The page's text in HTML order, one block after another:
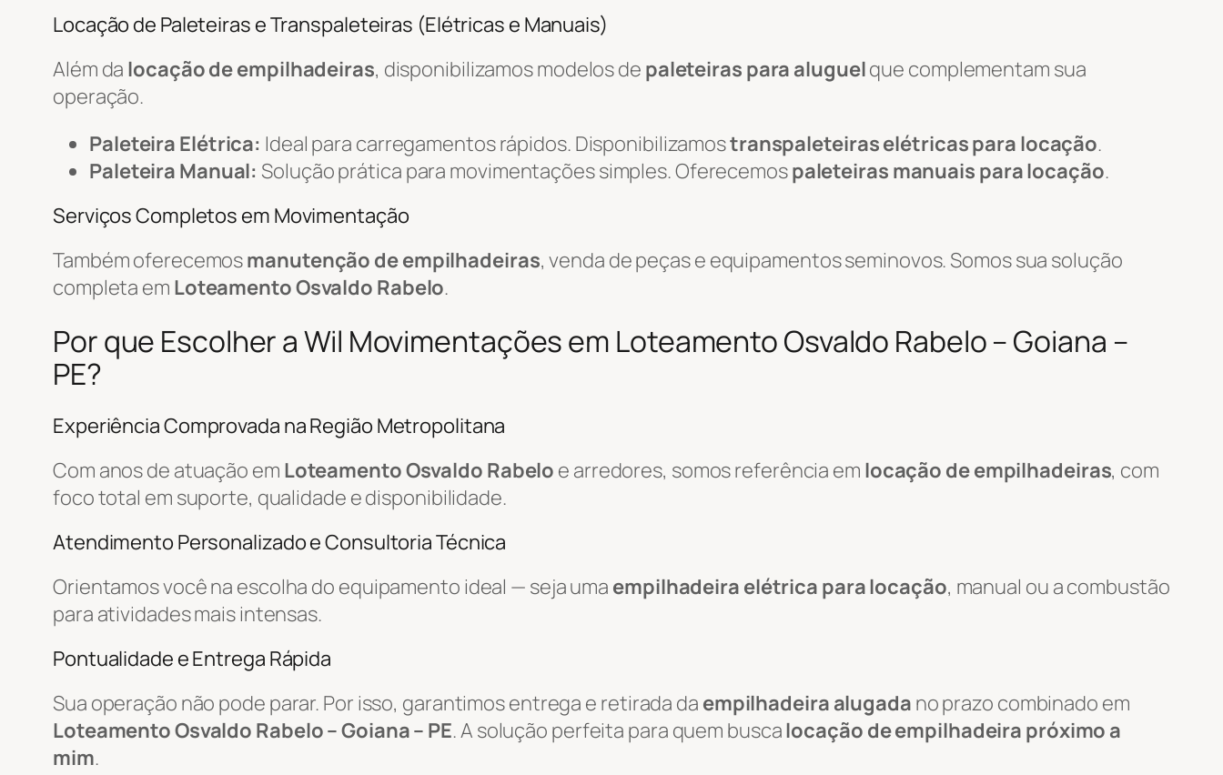
Locação de Paleteiras e Transpaleteiras (Elétricas e Manuais)
Além da locação de empilhadeiras, disponibilizamos modelos de paleteiras para aluguelque complementam sua
operação.
Paleteira Elétrica: Ideal para carregamentos rápidos. Disponibilizamostranspaleteiras elétricas para locação.
Paleteira Manual: Solução prática para movimentações simples. Oferecemospaleteiras manuais para locação.
Serviços Completos em Movimentação
Também oferecemosmanutenção de empilhadeiras, venda de peças e equipamentos seminovos. Somos sua solução
completa em Loteamento Osvaldo Rabelo.
Por que Escolher a Wil Movimentações em Loteamento Osvaldo Rabelo – Goiana –
PE?
Experiência Comprovada na Região Metropolitana
Com anos de atuação em Loteamento Osvaldo Rabelo e arredores, somos referência em locação de empilhadeiras, com
foco total em suporte, qualidade e disponibilidade.
Atendimento Personalizado e Consultoria Técnica
Orientamos você na escolha do equipamento ideal — seja uma empilhadeira elétrica para locação, manual ou a combustão
para atividades mais intensas.
Pontualidade e Entrega Rápida
Sua operação não pode parar. Por isso, garantimos entrega e retirada da empilhadeira alugada no prazo combinado em
Loteamento Osvaldo Rabelo – Goiana – PE. A solução perfeita para quem buscalocação de empilhadeira próximo a
mim.